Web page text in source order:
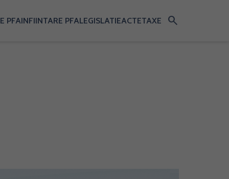
PFAINFIINTARE PFALEGISLATIEACTETAXE search